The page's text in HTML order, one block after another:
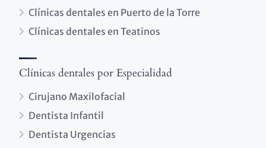
Clínicas dentales en Puerto de la Torre
Clínicas dentales en Teatinos
Clínicas dentales por Especialidad
Cirujano Maxilofacial
Dentista Infantil
Dentista Urgencias